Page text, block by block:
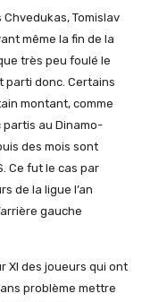
Tomislav
même la fin de la
très peu foulé le
parti donc. Certains
montant, comme
partis au Dinamo-
des mois sont
Ce fut le cas par
de la ligue l’an
gauche
XI des joueurs qui ont
problème mettre